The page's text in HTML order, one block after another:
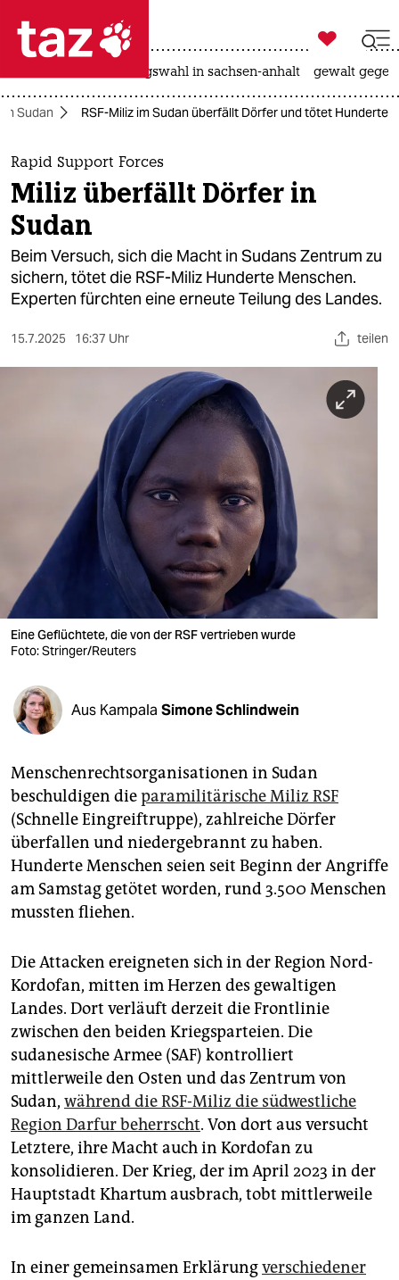
 taz zahl ich
taz zahl ich
themen
politik
öko
gesellschaft
sport
verlag
veranstaltungen
shop
fragen & hilfe
unterstützen
abo
genossenschaft
epaper login

taz zahl ich
landtagswahl in sachsen-anhalt gewalt
in Sudan RSF-Miliz im Sudan überfällt Dörfer und tötet Hunderte
Rapid Support Forces
Miliz überfällt Dörfer in
Sudan
Beim Versuch, sich die Macht in Sudans Zentrum zu
sichern, tötet die RSF-Miliz Hunderte Menschen.
Experten fürchten eine erneute Teilung des Landes.
15.7.2025 16:37 Uhr teilen
Eine Geflüchtete, die von der RSF vertrieben wurde
Foto: Stringer/Reuters
Aus Kampala Simone Schlindwein
Menschenrechtsorganisationen in Sudan
beschuldigen dieparamilitärische Miliz RSF
(Schnelle Eingreiftruppe), zahlreiche Dörfer
überfallen und niedergebrannt zu haben.
Hunderte Menschen seien seit Beginn der Angriffe
am Samstag getötet worden, rund 3.500 Menschen
mussten fliehen.
Die Attacken ereigneten sich in der Region Nord-
Kordofan, mitten im Herzen des gewaltigen
Landes. Dort verläuft derzeit die Frontlinie
zwischen den beiden Kriegsparteien. Die
sudanesische Armee (SAF) kontrolliert
mittlerweile den Osten und das Zentrum von
Sudan, während die RSF-Miliz die südwestliche
Region Darfur beherrscht. Von dort aus versucht
Letztere, ihre Macht auch in Kordofan zu
konsolidieren. Der Krieg, der im April 2023 in der
Hauptstadt Khartum ausbrach, tobt mittlerweile
im ganzen Land.
In einer gemeinsamen Erklärungverschiedener